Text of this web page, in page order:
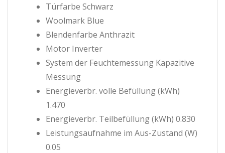
Türfarbe Schwarz
Woolmark Blue
Blendenfarbe Anthrazit
Motor Inverter
System der Feuchtemessung Kapazitive
Messung
Energieverbr. volle Befüllung (kWh)
1.470
Energieverbr. Teilbefüllung (kWh) 0.830
Leistungsaufnahme im Aus-Zustand (W)
0.05